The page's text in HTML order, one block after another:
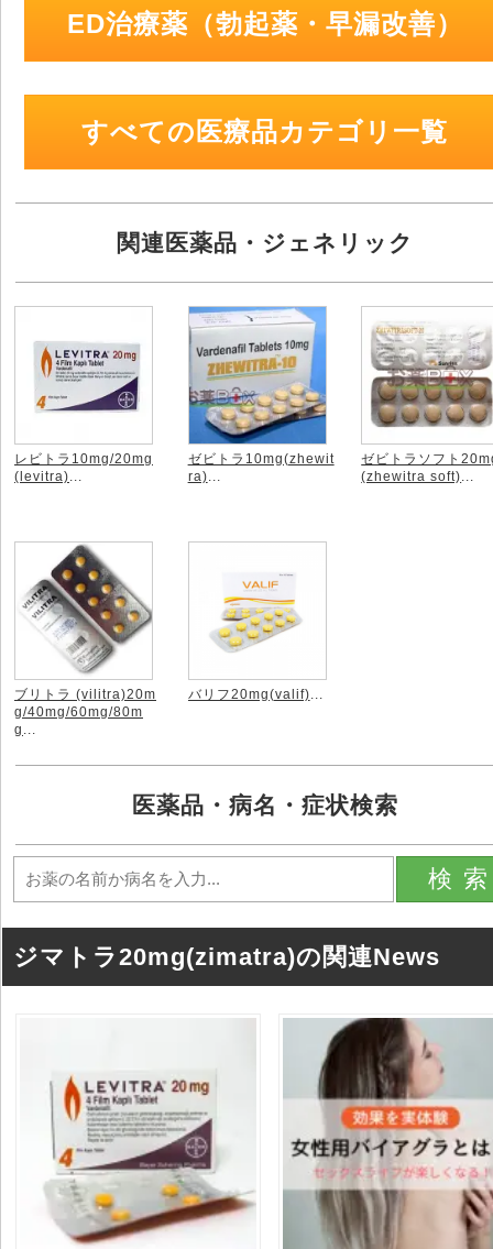
ED治療薬（勃起薬・早漏改善）
すべての医療品カテゴリ一覧
関連医薬品・ジェネリック
レビトラ10mg/20mg
(levitra)
ゼビトラ10mg(zhewit
ra)
ゼビトラソフト
(zhewitra soft)
ブリトラ (vilitra)20m
g/40mg/60mg/80m
g
バリフ20mg(valif)
医薬品・病名・症状検索
検
ジマトラ20mg(zimatra)の関連News